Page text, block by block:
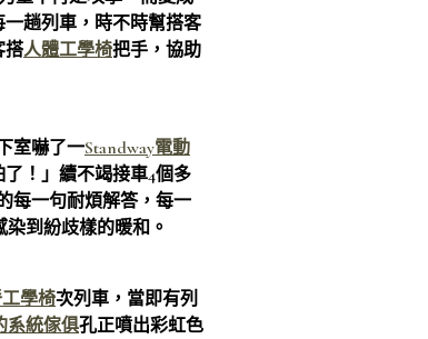
趟列車，時不時幫搭客
搭人體工學椅把手，協助
室嚇了一Standway電動
！」續不竭接車4個多
每一句耐煩解答，每一
到紛歧樣的暖和。
學椅次列車，當即有列
系統傢俱孔正噴出彩虹色